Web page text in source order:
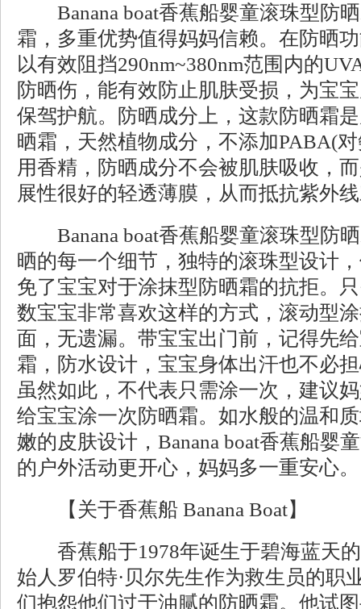
Banana boat香蕉船婴童滚珠型防
霜，多重优势值得妈妈信赖。在防晒
以有效阻挡290nm~380nm范围内的
防晒伤，能有效防止肌肤受损，为宝
保驾护航。防晒成分上，这款防晒霜
晒霜，天然植物成分，不添加PABA(
用香精，防晒成分不会被肌肤吸收，
展性很好的轻透薄膜，从而抵抗紫外
Banana boat香蕉船婴童滚珠型防
晒的每一个细节，独特的滚珠型设计
免了宝宝对于涂抹型防晒霜的抗拒。
数宝宝非常喜欢这样的方式，滚动型
面，无遗漏。带宝宝出门前，记得先
霜，防水设计，宝宝身体出汗也不必
虽然如此，不代表只需涂一次，建议
给宝宝涂一次防晒霜。如水般的温和
嫩的皮肤设计，Banana boat香蕉船婴
的户外活动更开心，妈妈多一重安心。
【关于香蕉船 Banana Boat】
香蕉船于1978年诞生于碧海蓝天的
始人罗伯特·贝尔先生作为救生员的职
们抱怨他们过于油腻的防晒霜。他试